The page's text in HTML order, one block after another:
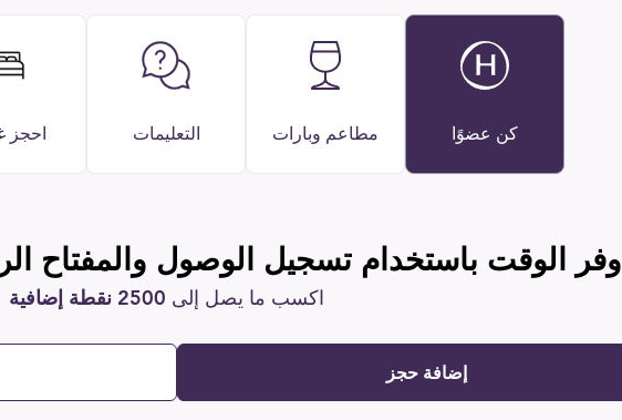
كن عضوًا مطاعم وبارات التعليمات احجز
وفر الوقت باستخدام تسجيل الوصول والمفتاح
اكسب ما يصل إلى 2500 نقطة إضافية
إضافة حجز